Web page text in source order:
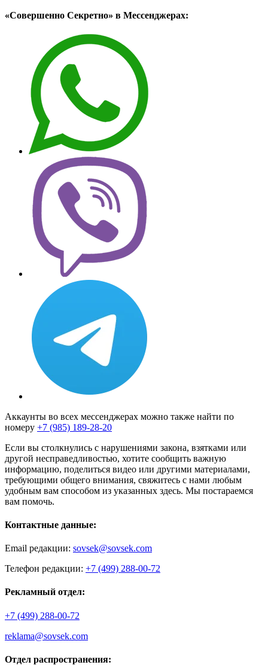
«Совершенно Секретно» в Мессенджерах:
Аккаунты во всех мессенджерах можно также найти по
номеру +7 (985) 189-28-20
Если вы столкнулись с нарушениями закона, взятками или
другой несправедливостью, хотите сообщить важную
информацию, поделиться видео или другими материалами,
требующими общего внимания, свяжитесь с нами любым
удобным вам способом из указанных здесь. Мы постараемся
вам помочь.
Контактные данные:
Email редакции: sovsek@sovsek.com
Телефон редакции: +7 (499) 288-00-72
Рекламный отдел:
+7 (499) 288-00-72
reklama@sovsek.com
Отдел распространения: